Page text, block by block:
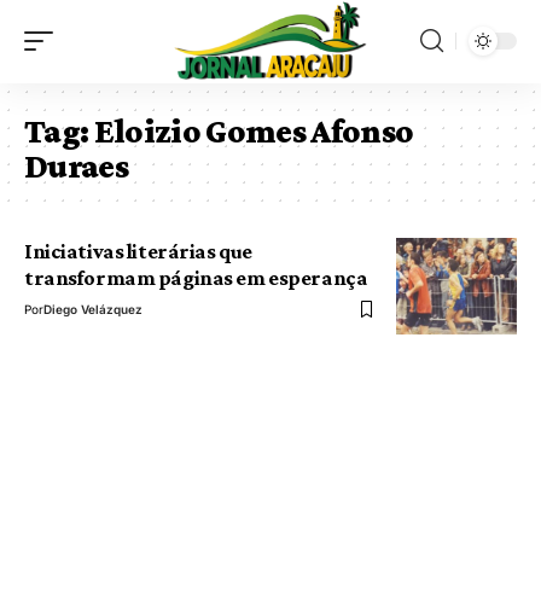
Tag:Eloizio Gomes Afonso
Duraes
Iniciativas literárias que
transformam páginas em esperança
PorDiego Velázquez